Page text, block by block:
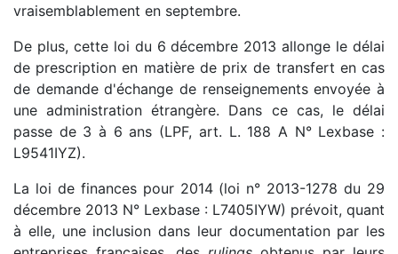
vraisemblablement en septembre.
De plus, cette loi du 6 décembre 2013 allonge le délai
de prescription en matière de prix de transfert en cas
de demande d'échange de renseignements envoyée à
une administration étrangère. Dans ce cas, le délai
passe de 3 à 6 ans (LPF, art. L. 188 A N° Lexbase :
L9541IYZ).
La loi de finances pour 2014 (loi n° 2013-1278 du 29
décembre 2013 N° Lexbase : L7405IYW) prévoit, quant
à elle, une inclusion dans leur documentation par les